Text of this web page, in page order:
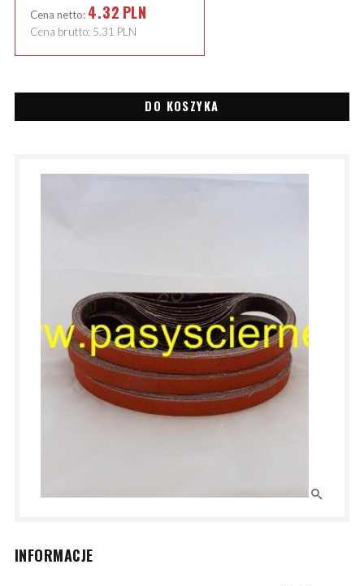
Cena netto: 4.32 PLN
Cena brutto: 5.31 PLN
DO KOSZYKA
INFORMACJE